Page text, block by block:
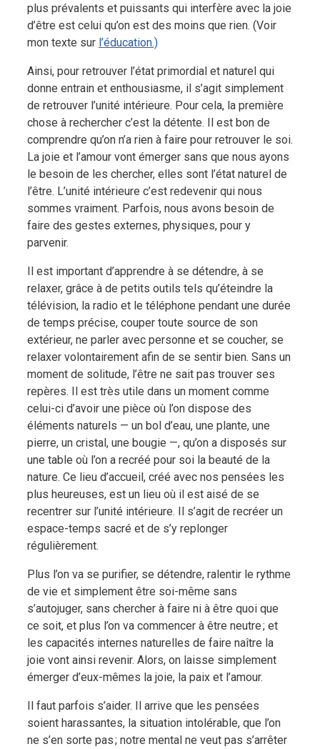
plus prévalents et puissants qui interfère avec la joie
d’être est celui qu’on est des moins que rien. (Voir
mon texte sur l’éducation.)
Ainsi, pour retrouver l’état primordial et naturel qui
donne entrain et enthousiasme, il s’agit simplement
de retrouver l’unité intérieure. Pour cela, la première
chose à rechercher c’est la détente. Il est bon de
comprendre qu’on n’a rien à faire pour retrouver le soi.
La joie et l’amour vont émerger sans que nous ayons
le besoin de les chercher, elles sont l’état naturel de
l’être. L’unité intérieure c’est redevenir qui nous
sommes vraiment. Parfois, nous avons besoin de
faire des gestes externes, physiques, pour y
parvenir.
Il est important d’apprendre à se détendre, à se
relaxer, grâce à de petits outils tels qu’éteindre la
télévision, la radio et le téléphone pendant une durée
de temps précise, couper toute source de son
extérieur, ne parler avec personne et se coucher, se
relaxer volontairement afin de se sentir bien. Sans un
moment de solitude, l’être ne sait pas trouver ses
repères. Il est très utile dans un moment comme
celui-ci d’avoir une pièce où l’on dispose des
éléments naturels — un bol d’eau, une plante, une
pierre, un cristal, une bougie —, qu’on a disposés sur
une table où l’on a recréé pour soi la beauté de la
nature. Ce lieu d’accueil, créé avec nos pensées les
plus heureuses, est un lieu où il est aisé de se
recentrer sur l’unité intérieure. Il s’agit de recréer un
espace-temps sacré et de s’y replonger
régulièrement.
Plus l’on va se purifier, se détendre, ralentir le rythme
de vie et simplement être soi-même sans
s’autojuger, sans chercher à faire ni à être quoi que
ce soit, et plus l’on va commencer à être neutre ; et
les capacités internes naturelles de faire naître la
joie vont ainsi revenir. Alors, on laisse simplement
émerger d’eux-mêmes la joie, la paix et l’amour.
Il faut parfois s’aider. Il arrive que les pensées
soient harassantes, la situation intolérable, que l’on
ne s’en sorte pas ; notre mental ne veut pas s’arrêter